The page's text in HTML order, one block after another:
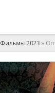
Фильмы 2023 »